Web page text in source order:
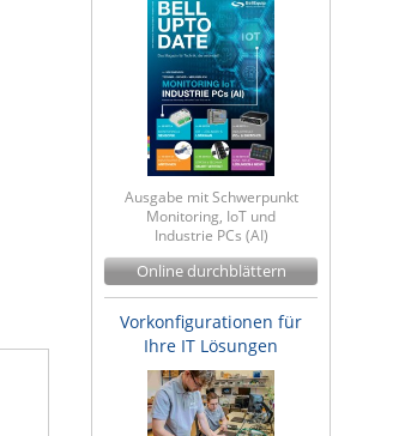
Ausgabe mit Schwerpunkt
Monitoring, IoT und
Industrie PCs (AI)
Online durchblättern
Vorkonfigurationen für
Ihre IT Lösungen